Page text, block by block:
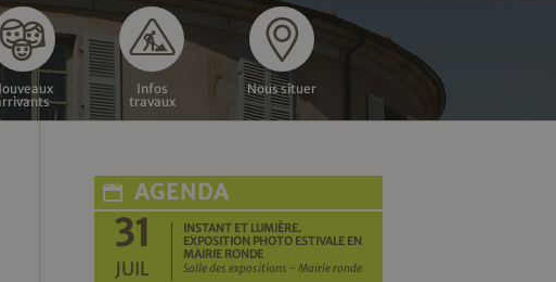
Infos
travaux
Nous situer
AGENDA
31
JUIL
INSTANT ET LUMIÈRE.
EXPOSITION PHOTO ESTIVALE EN
MAIRIE RONDE
Salle des expositions - Mairie ronde